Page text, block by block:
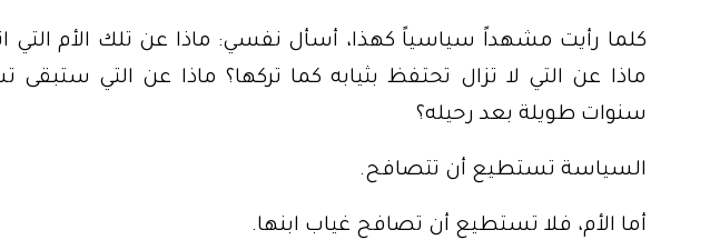
كلما رأيت مشهداً سياسياً كهذا، أسأل نفسي: ماذا عن تلك الأم التي
ماذا عن التي لا تزال تحتفظ بثيابه كما تركها؟ ماذا عن التي
سنوات طويلة بعد رحيله؟
السياسة تستطيع أن تتصافح.
أما الأم، فلا تستطيع أن تصافح غياب ابنها.